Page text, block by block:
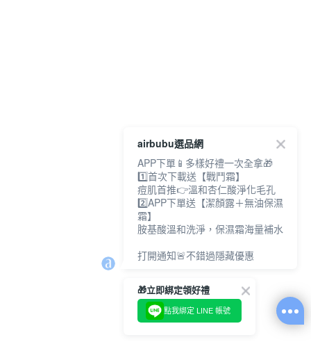
airbubu選品網
APP下單📱多樣好禮一次全拿🎁
1️⃣首次下載送【戰鬥霜】
痘肌首推👉溫和杏仁酸淨化毛孔
2️⃣APP下單送【潔顏露＋無油保濕
霜】
胺基酸溫和洗淨，保濕霜海量補水
打開通知🚨不錯過隱藏優惠
🎁立即綁定領好禮
點我綁定 LINE 帳號